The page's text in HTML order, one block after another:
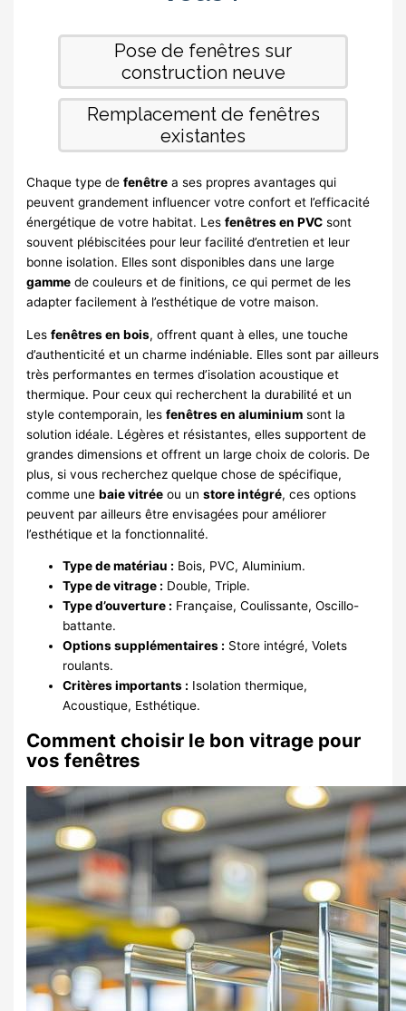
Chaque type defenêtre a ses propres avantages qui
peuvent grandement influencer votre confort et l’efficacité
énergétique de votre habitat. Lesfenêtres en PVC sont
souvent plébiscitées pour leur facilité d’entretien et leur
bonne isolation. Elles sont disponibles dans une large
gamme de couleurs et de finitions, ce qui permet de les
adapter facilement à l’esthétique de votre maison.
Lesfenêtres en bois, offrent quant à elles, une touche
d’authenticité et un charme indéniable. Elles sont par ailleurs
très performantes en termes d’isolation acoustique et
thermique. Pour ceux qui recherchent la durabilité et un
style contemporain, lesfenêtres en aluminium sont la
solution idéale. Légères et résistantes, elles supportent de
grandes dimensions et offrent un large choix de coloris. De
plus, si vous recherchez quelque chose de spécifique,
comme unebaie vitrée ou unstore intégré, ces options
peuvent par ailleurs être envisagées pour améliorer
l’esthétique et la fonctionnalité.
Type de matériau : Bois, PVC, Aluminium.
Type de vitrage : Double, Triple.
Type d’ouverture : Française, Coulissante, Oscillo-
battante.
Options supplémentaires : Store intégré, Volets
roulants.
Critères importants : Isolation thermique,
Acoustique, Esthétique.
Comment choisir le bon vitrage pour
vos fenêtres